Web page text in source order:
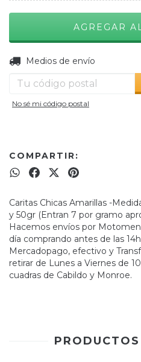
Entregas para el CP:
Medios de envío
No sé mi código postal
COMPARTIR:
Caritas Chicas Amarillas -
y 50gr (Entran 7 por gramo
Hacemos envíos por
día comprando antes de las
Mercadopago, efectivo y
retirar de Lunes a Viernes de
cuadras de Cabildo y Monroe.